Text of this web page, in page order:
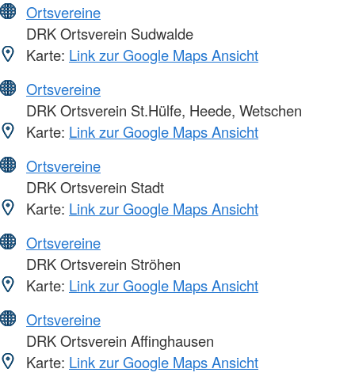
Ortsvereine
DRK Ortsverein Sudwalde
Karte: Link zur Google Maps Ansicht
Ortsvereine
DRK Ortsverein St.Hülfe, Heede, Wetschen
Karte: Link zur Google Maps Ansicht
Ortsvereine
DRK Ortsverein Stadt
Karte: Link zur Google Maps Ansicht
Ortsvereine
DRK Ortsverein Ströhen
Karte: Link zur Google Maps Ansicht
Ortsvereine
DRK Ortsverein Affinghausen
Karte: Link zur Google Maps Ansicht